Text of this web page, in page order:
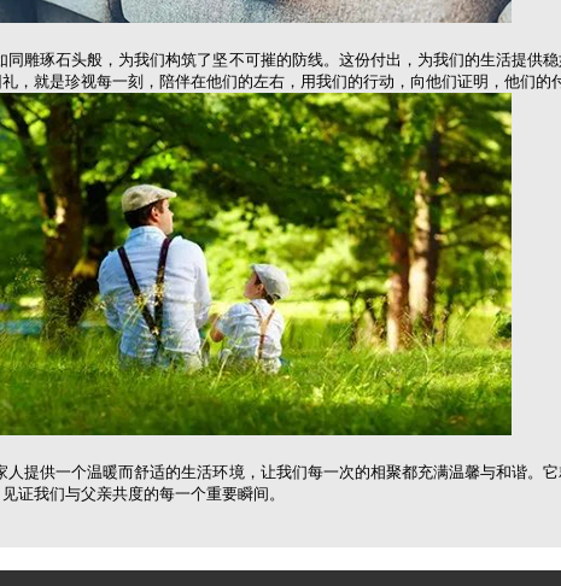
雕琢石头般，为我们构筑了坚不可摧的防线。这份付出，为我们的生活提供
，就是珍视每一刻，陪伴在他们的左右，用我们的行动，向他们证明，他们的
提供一个温暖而舒适的生活环境，让我们每一次的相聚都充满温馨与和谐。
证我们与父亲共度的每一个重要瞬间。